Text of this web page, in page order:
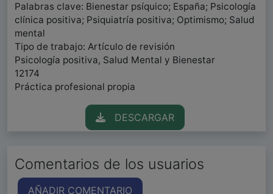
Palabras clave: Bienestar psíquico; España; Psicología
clínica positiva; Psiquiatría positiva; Optimismo; Salud
mental
Tipo de trabajo: Artículo de revisión
Psicología positiva, Salud Mental y Bienestar
12174
Práctica profesional propia
DESCARGAR
Comentarios de los usuarios
AÑADIR COMENTARIO